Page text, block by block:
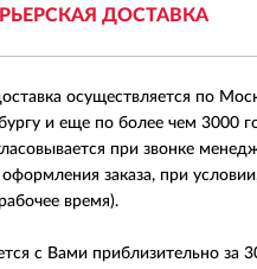
ДОСТАВКА
осуществляется по
и еще по более чем 3000
при звонке
заказа, при
время).
с Вами приблизительно за